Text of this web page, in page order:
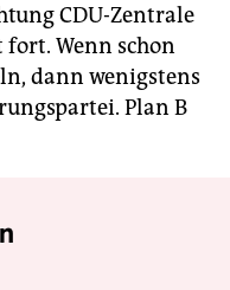
CDU-Zentrale
Wenn schon
dann wenigstens
Plan B